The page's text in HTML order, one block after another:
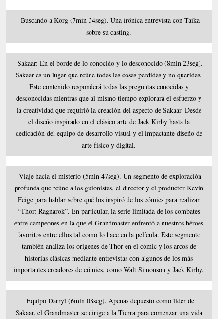
Buscando a Korg (7min 34seg). Una irónica entrevista con Taika
sobre su casting.
Sakaar: En el borde de lo conocido y lo desconocido (8min 23seg).
Sakaar es un lugar que reúne todas las cosas perdidas y no queridas.
Este contenido responderá todas las preguntas conocidas y
desconocidas mientras que al mismo tiempo explorará el esfuerzo y
la creatividad que requirió la creación del aspecto de Sakaar. Desde
el diseño inspirado en el clásico arte de Jack Kirby hasta la
dedicación del equipo de desarrollo visual y el impactante diseño de
arte físico y digital.
Viaje hacia el misterio (5min 47seg). Un segmento de exploración
profunda que reúne a los guionistas, el director y el productor Kevin
Feige para hablar sobre qué los inspiró de los cómics para realizar
“Thor: Ragnarok”. En particular, la serie limitada de los combates
entre campeones en la que el Grandmaster enfrentó a nuestros héroes
favoritos entre ellos tal como lo hace en la película. Este segmento
también analiza los orígenes de Thor en el cómic y los arcos de
historias clásicas mediante entrevistas con algunos de los más
importantes creadores de cómics, como Walt Simonson y Jack Kirby.
Equipo Darryl (6min 08seg). Apenas depuesto como líder de
Sakaar, el Grandmaster se dirige a la Tierra para comenzar una vida